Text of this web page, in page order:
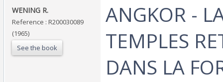
‎WENING R.‎
Reference : R200030089
(1965)
See the book
‎ANGKOR -
TEMPLES
DANS LA